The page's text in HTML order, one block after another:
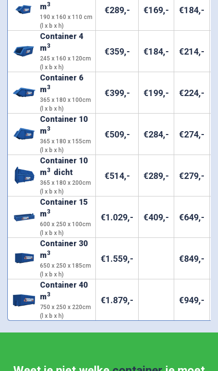
m3
190 x 160 x 110 cm
(l x b x h)
€289,- €169,- €184,-
Container 4
m3
245 x 160 x 120cm
(l x b x h)
€359,- €184,- €214,-
Container 6
m3
365 x 180 x 100cm
(l x b x h)
€399,- €199,- €224,-
Container 10
m3
365 x 180 x 155cm
(l x b x h)
€509,- €284,- €274,-
Container 10
m3 dicht
365 x 180 x 200cm
(l x b x h)
€514,- €289,- €279,-
Container 15
m3
600 x 250 x 100cm
(l x b x h)
€1.029,- €409,- €649,-
Container 30
m3
650 x 250 x 185cm
(l x b x h)
€1.559,- €849,-
Container 40
m3
750 x 250 x 220cm
(l x b x h)
€1.879,- €949,-